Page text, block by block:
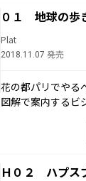
０１ 地球の
Plat
2018.11.07 発売
花の都パリでやる
図解で案内するビ
Ｈ０２ ハプス